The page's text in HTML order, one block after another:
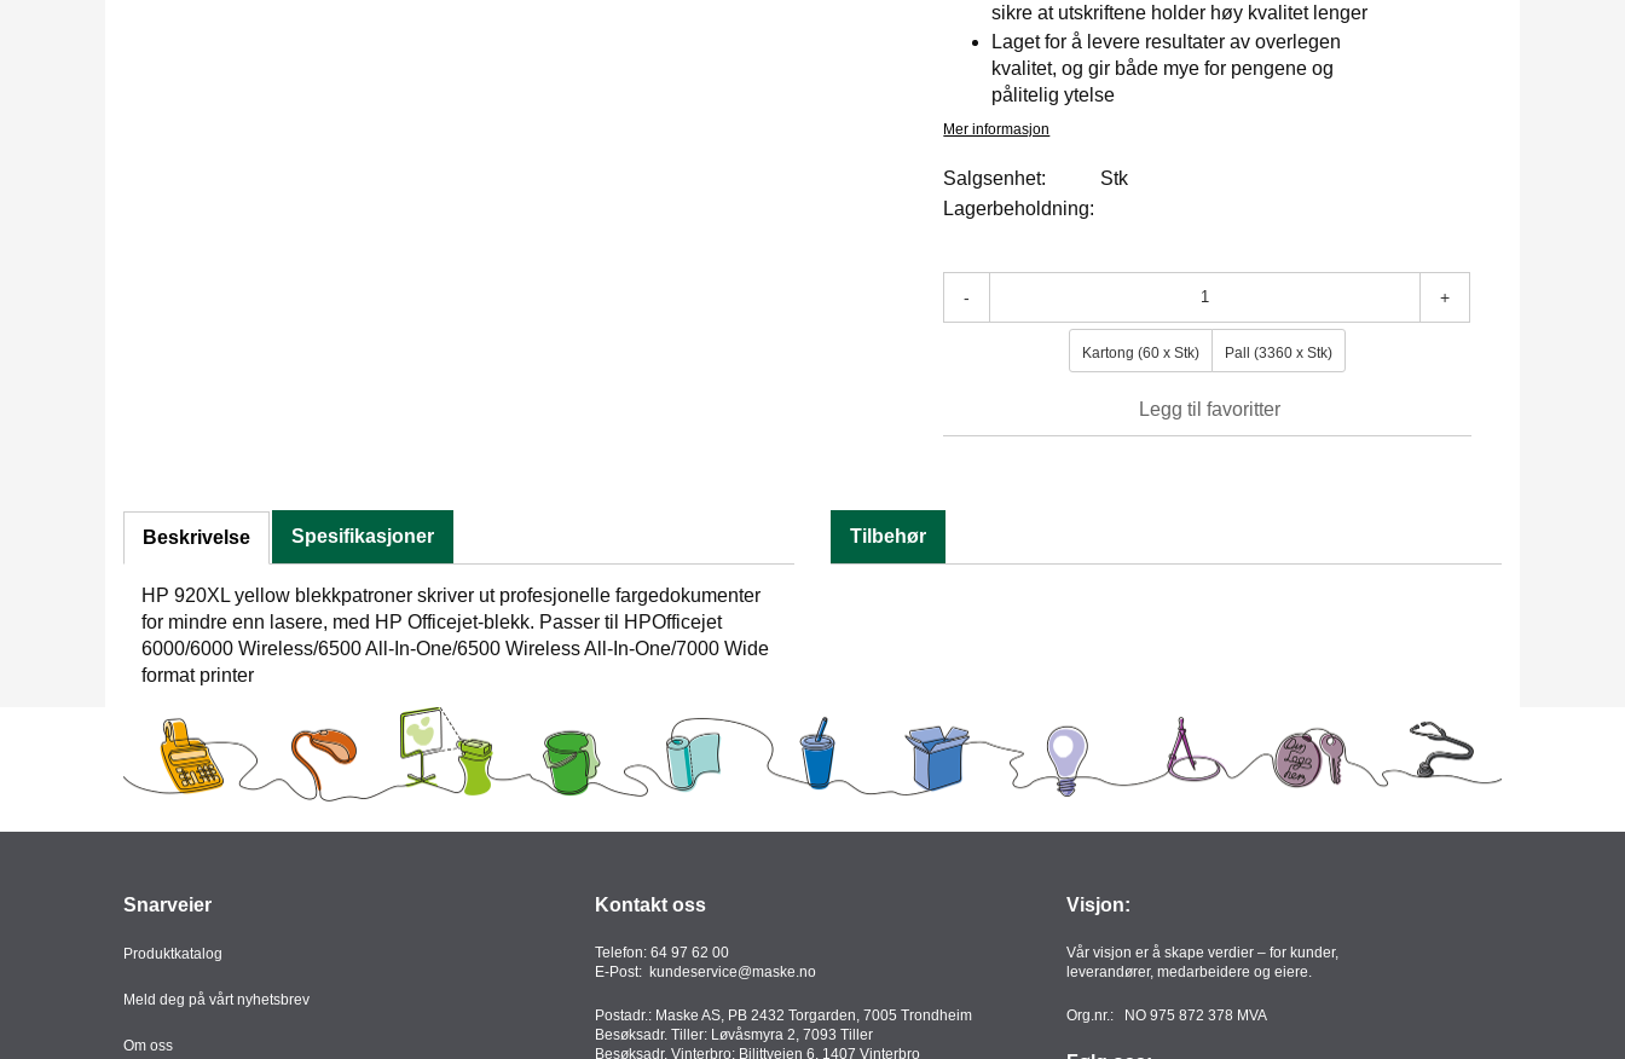
sikre at utskriftene holder høy kvalitet lenger
Laget for å levere resultater av overlegen
kvalitet, og gir både mye for pengene og
pålitelig ytelse
Mer informasjon
Salgsenhet:
Stk
Lagerbeholdning:
- +
Kartong (60 x Stk) Pall (3360 x Stk)
Legg til favoritter
Beskrivelse Spesifikasjoner
HP 920XL yellow blekkpatroner skriver ut profesjonelle fargedokumenter
for mindre enn lasere, med HP Officejet-blekk. Passer til HPOfficejet
6000/6000 Wireless/6500 All-In-One/6500 Wireless All-In-One/7000 Wide
format printer
Tilbehør
Snarveier
Produktkatalog
Meld deg på vårt nyhetsbrev
Om oss
Kontakt oss
Telefon: 64 97 62 00
E-Post: kundeservice@maske.no
Postadr.: Maske AS, PB 2432 Torgarden, 7005 Trondheim
Besøksadr. Tiller: Løvåsmyra 2, 7093 Tiller
Besøksadr. Vinterbro: Bilittveien 6, 1407 Vinterbro
Visjon:
Vår visjon er å skape verdier – for kunder,
leverandører, medarbeidere og eiere.
Org.nr.: NO 975 872 378 MVA